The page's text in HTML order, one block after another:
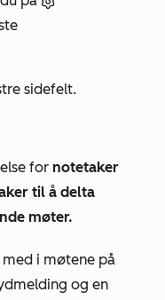
sidefelt.
for notetaker
til å delta
møter.
i møtene på
og en